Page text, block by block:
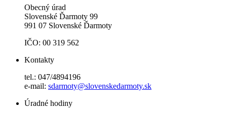
Obecný úrad
Slovenské Ďarmoty 99
991 07 Slovenské Ďarmoty
IČO: 00 319 562
Kontakty
tel.: 047/4894196
e-mail: sdarmoty@slovenskedarmoty.sk
Úradné hodiny